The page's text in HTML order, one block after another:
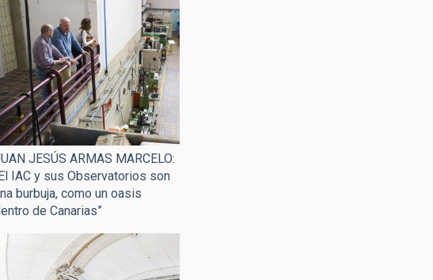
JESÚS ARMAS MARCELO:
IAC y sus Observatorios son
burbuja, como un oasis
de Canarias”